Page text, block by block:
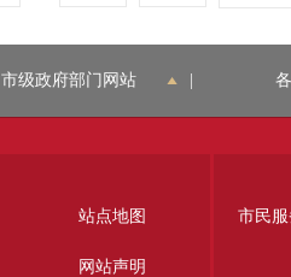
市级政府部门网站
站点地图
网站声明
市民服